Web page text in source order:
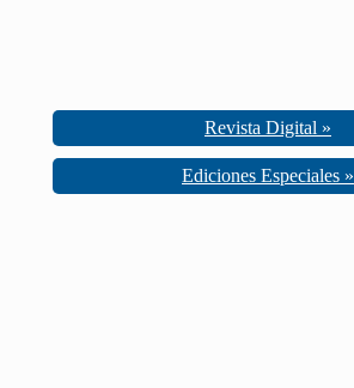
Revista Digital »
Ediciones Especiales »